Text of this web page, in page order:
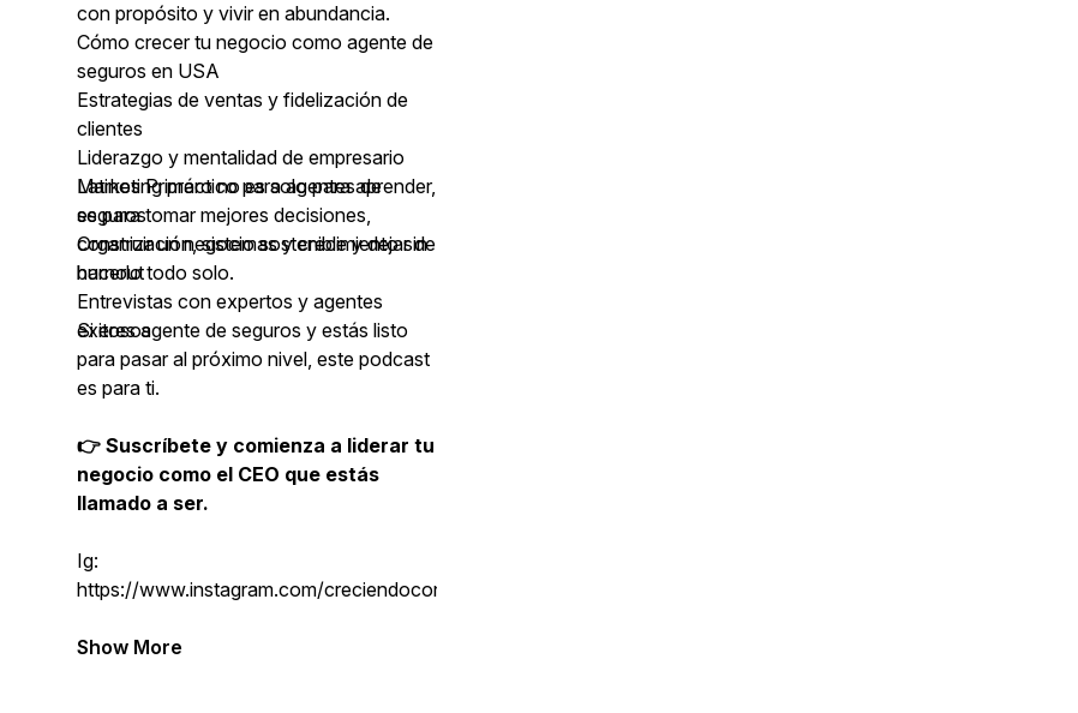
con propósito y vivir en abundancia.
Cómo crecer tu negocio como agente de
seguros en USA
Estrategias de ventas y fidelización de
clientes
Liderazgo y mentalidad de empresario
Marketing práctico para agentes de
seguros
Organización, sistemas y crecimiento sin
burnout
Entrevistas con expertos y agentes
exitosos
Latinos Primero no es solo para aprender,
es para tomar mejores decisiones,
construir un negocio sostenible y dejar de
hacerlo todo solo.
Si eres agente de seguros y estás listo
para pasar al próximo nivel, este podcast
es para ti.
👉 Suscríbete y comienza a liderar tu
negocio como el CEO que estás
llamado a ser.
Ig:
https://www.instagram.com/creciendoconjenny
Show More